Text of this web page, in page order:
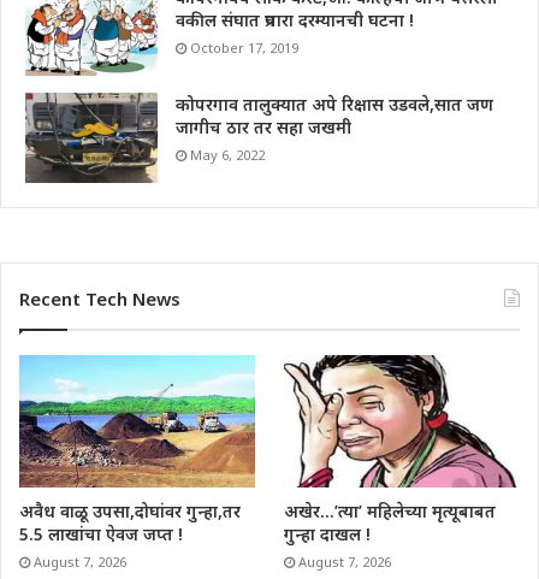
वकील संघात प्रचारा दरम्यानची घटना !
October 17, 2019
कोपरगाव तालुक्यात अपे रिक्षास उडवले,सात जण
जागीच ठार तर सहा जखमी
May 6, 2022
Recent Tech News
अवैध वाळू उपसा,दोघांवर गुन्हा,तर
5.5 लाखांचा ऐवज जप्त !
August 7, 2026
अखेर…’त्या’ महिलेच्या मृत्यूबाबत
गुन्हा दाखल !
August 7, 2026